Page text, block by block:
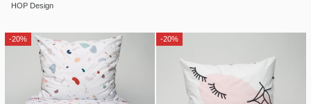
HOP Design
-20% -20%